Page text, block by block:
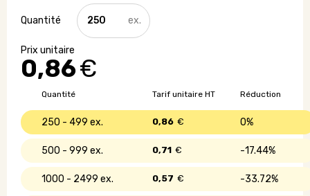
0,86€
quantité
de
Stylo
avec
corps
Quantité Réduction
Tarif unitaire HT
250 - 499 0%
0,86 €
500 - 999 17.44%
0,71 €
1000 - 2499 33.72%
0,57 €